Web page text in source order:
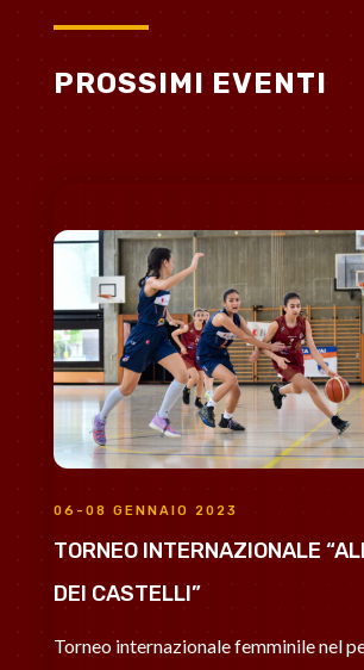
PROSSIMI EVENTI
06-08 GENNAIO 2023
TORNEO INTERNAZIONALE
DEI CASTELLI”
Torneo internazionale femminile nel